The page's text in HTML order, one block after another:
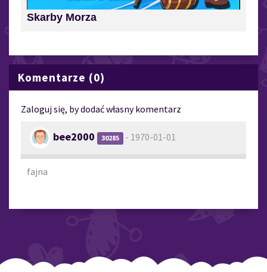
Skarby Morza
Komentarze (0)
Zaloguj się, by dodać własny komentarz
bee2000 30285 - 1970-01-01
fajna